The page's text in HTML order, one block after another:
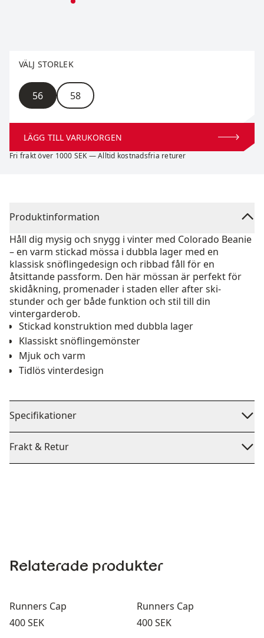
Välj storlek
VÄLJ STORLEK
Storlek
56 58
LÄGG TILL VARUKORGEN
Fri frakt över 1000 SEK — Alltid kostnadsfria returer
Produktinformation
Håll dig mysig och snygg i vinter med Colorado Beanie
– en varm stickad mössa i dubbla lager med en
klassisk snöflingedesign och ribbad fåll för en
åtsittande passform. Den här mössan är perfekt för
skidåkning, promenader i staden eller after ski-
stunder och ger både funktion och stil till din
vintergarderob.
Stickad konstruktion med dubbla lager
Klassiskt snöflingemönster
Mjuk och varm
Tidlös vinterdesign
Specifikationer
Frakt & Retur
Relaterade produkter
Runners Cap
Pris:
400 SEK
Runners Cap
Pris:
400 SEK